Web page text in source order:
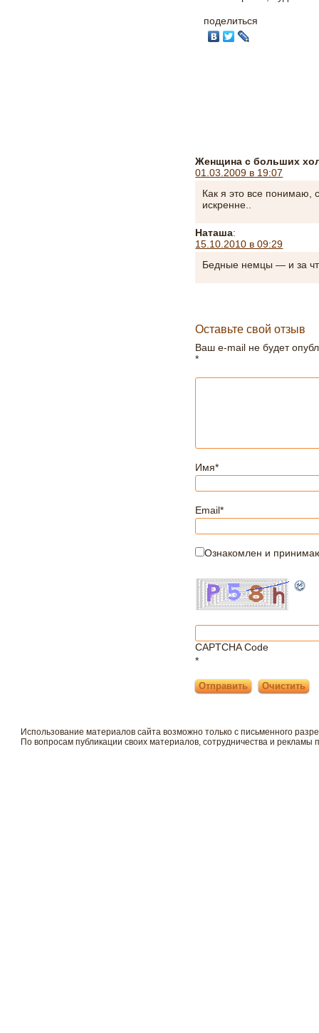
поделиться
Женщина с больших
01.03.2009 в 19:07
Как я это все понимаю,
искренне..
Наташа:
15.10.2010 в 09:29
Бедные немцы — и за
Оставьте свой отзыв
Ваш e-mail не будет
*
Имя*
Email*
Ознакомлен и
CAPTCHA Code
*
Использование материалов сайта возможно только с письменного
По вопросам публикации своих материалов, сотрудничества и